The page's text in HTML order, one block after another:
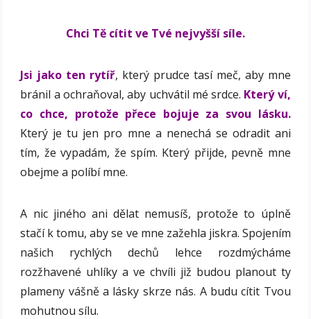
Chci Tě cítit ve Tvé nejvyšší síle.
Jsi jako ten rytíř, který prudce tasí meč, aby mne
bránil a ochraňoval, aby uchvátil mé srdce. Který ví,
co chce, protože přece bojuje za svou lásku.
Který je tu jen pro mne a nenechá se odradit ani
tím, že vypadám, že spím. Který přijde, pevně mne
obejme a políbí mne.
A nic jiného ani dělat nemusíš, protože to úplně
stačí k tomu, aby se ve mne zažehla jiskra. Spojením
našich rychlých dechů lehce rozdmýcháme
rozžhavené uhlíky a ve chvíli již budou planout ty
plameny vášně a lásky skrze nás. A budu cítit Tvou
mohutnou sílu.